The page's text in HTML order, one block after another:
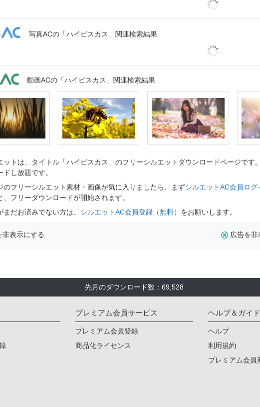
写真ACの「ハイビスカス」関連検索結果
動画ACの「ハイビスカス」関連検索結果
ットは、タイトル「ハイビスカス」のフリーシルエットダウンロードページで
ドし放題です。
のフリーシルエット素材・画像が気に入りましたら、まずシルエットAC会員ログ
、フリーダウンロードが開始されます。
まだお済みでない方は、 シルエットAC会員登録（無料） をお願いします。
非表示にする 広告を非
先月のダウンロード数：69,528
プレミアム会員サービス
プレミアム会員登録
商品化ライセンス
ヘルプ＆ガイド
ヘルプ
利用規約
プレミアム会員